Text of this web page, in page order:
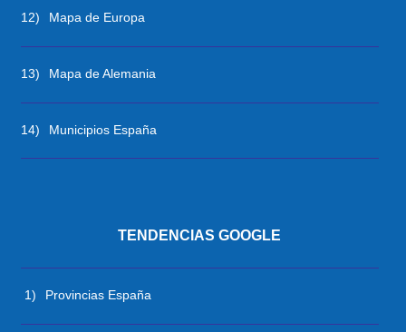
12) Mapa de Europa
13) Mapa de Alemania
14) Municipios España
TENDENCIAS GOOGLE
1) Provincias España